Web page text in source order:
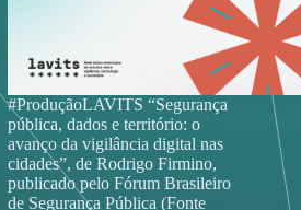
#ProduçãoLAVITS “Segurança
pública, dados e território: o
avanço da vigilância digital nas
cidades”, de Rodrigo Firmino,
publicado pelo Fórum Brasileiro
de Segurança Pública (Fonte